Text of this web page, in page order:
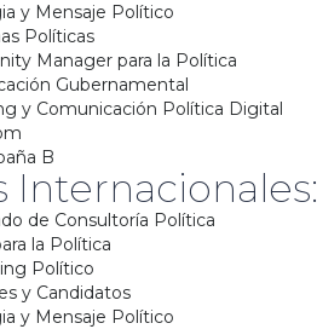
y Mensaje Político
Políticas
Manager para la Política
Gubernamental
y Comunicación Política Digital
B
Internacionales:
de Consultoría Política
la Política
Político
y Candidatos
y Mensaje Político